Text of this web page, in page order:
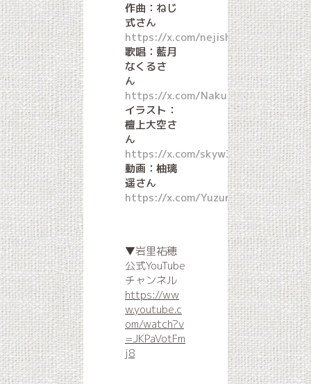
作曲：ねじ
式さん
https://x.com/nejishiki0221
歌唱：藍月
なくるさ
ん
https://x.com/NakuruAitsuki
イラスト：
檀上大空さ
ん
https://x.com/skyw315
動画：柚璃
遥さん
https://x.com/Yuzuri_Hal
▼岩里祐穂
公式YouTube
チャンネル
https://ww
w.youtube.c
om/watch?v
=JKPaVotFm
j8